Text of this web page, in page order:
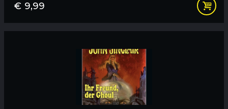
€ 9,99